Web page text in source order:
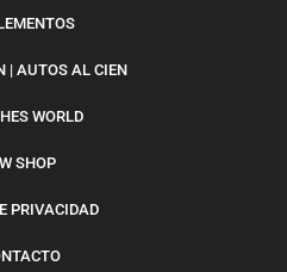
| AUTOS AL CIEN
WORLD
SHOP
PRIVACIDAD